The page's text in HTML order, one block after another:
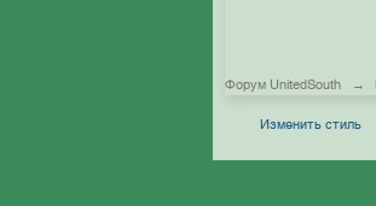
Форум UnitedSouth →
Изменить стиль